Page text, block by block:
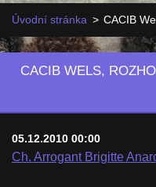
Úvodní stránka > CACIB
CACIB WELS,
05.12.2010 00:00
Ch. Arrogant Brigitte